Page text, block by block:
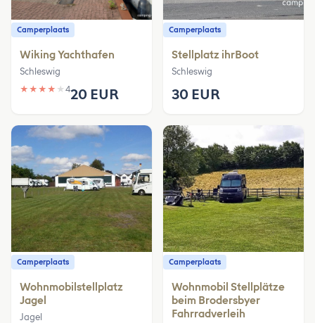
Camperplaats
Wiking Yachthafen
Schleswig
★ ★ ★ ★ ★ 420 EUR
Camperplaats
Stellplatz ihrBoot
Schleswig
30 EUR
Camperplaats
Wohnmobilstellplatz
Jagel
Jagel
Camperplaats
Wohnmobil Stellplätze
beim Brodersbyer
Fahrradverleih